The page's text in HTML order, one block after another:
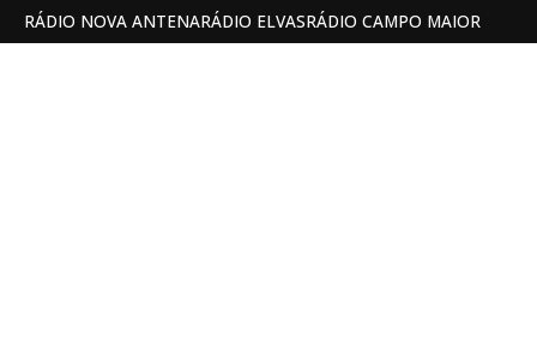
RÁDIO NOVA ANTENARÁDIO ELVASRÁDIO CAMPO MAIOR